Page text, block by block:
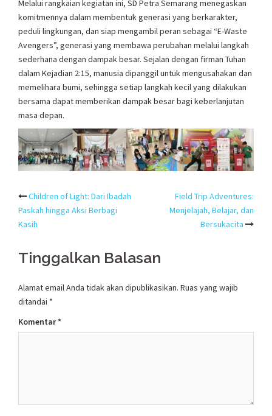
Melalui rangkaian kegiatan ini, SD Petra Semarang menegaskan
komitmennya dalam membentuk generasi yang berkarakter,
peduli lingkungan, dan siap mengambil peran sebagai “E-Waste
Avengers”, generasi yang membawa perubahan melalui langkah
sederhana dengan dampak besar. Sejalan dengan firman Tuhan
dalam Kejadian 2:15, manusia dipanggil untuk mengusahakan dan
memelihara bumi, sehingga setiap langkah kecil yang dilakukan
bersama dapat memberikan dampak besar bagi keberlanjutan
masa depan.
Post
navigation
Children of Light: Dari Ibadah
Paskah hingga Aksi Berbagi
Kasih
Field Trip Adventures:
Menjelajah, Belajar, dan
Bersukacita
Tinggalkan Balasan
Alamat email Anda tidak akan dipublikasikan. Ruas yang wajib
ditandai *
Komentar*